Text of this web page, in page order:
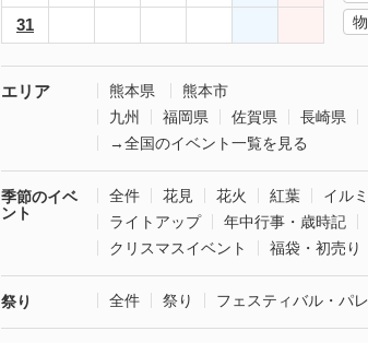
31
エリア 熊本県
熊本市
九州
福岡県 佐賀県 長崎県
→全国のイベント一覧を見る
季節のイベ
ント
全件 花見 花火 紅葉 イル
ライトアップ
年中行事・歳時記
クリスマスイベント
福袋・初売り
祭り 全件 祭り フェスティバル・パ